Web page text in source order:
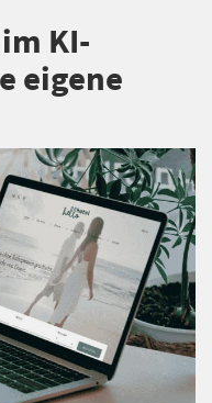
KI-
eigene